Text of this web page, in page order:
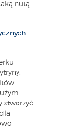
nutą
stworzyć